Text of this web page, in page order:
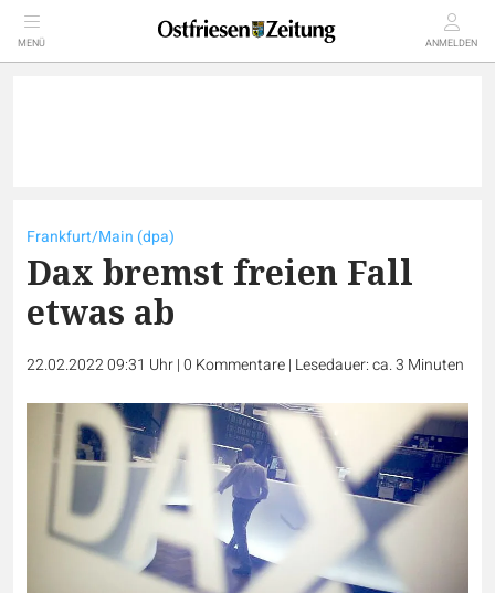
MENÜ ANMELDEN
Frankfurt/Main (dpa)
Dax bremst freien Fall
etwas ab
22.02.2022 09:31 Uhr|0 Kommentare| Lesedauer: ca. 3 Minuten